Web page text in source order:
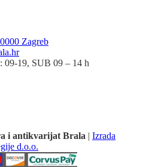
Zagreb
19, SUB 09 – 14 h
i antikvarijat Brala | Izrada
d.o.o.